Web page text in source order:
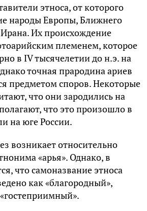
этноса, от которого
народы Европы, Ближнего
Их происхождение
племенем, которое
в IV тысячелетии до н.э. на
точная прародина ариев
предметом споров. Некоторые
что они зародились на
что это произошло в
на юге России.
возникает относительно
«арья». Однако, в
что самоназвание этноса
как «благородный»,